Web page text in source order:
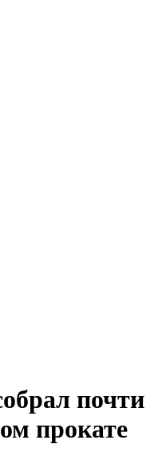
почти
прокате